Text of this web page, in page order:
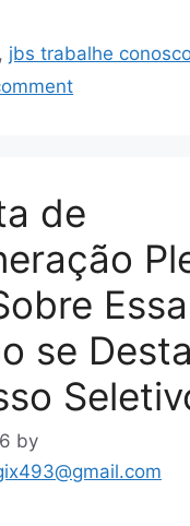
, jbs trabalhe
de
se
by